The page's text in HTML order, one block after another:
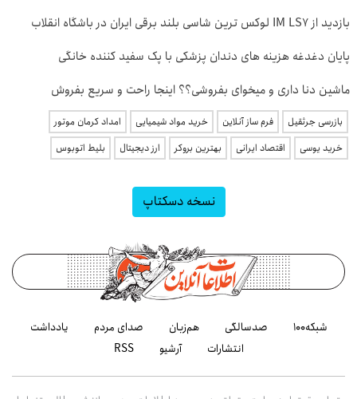
بازدید از IM LS7 لوکس ترین شاسی بلند برقی ایران در باشگاه انقلاب
پایان دغدغه هزینه های دندان پزشکی با پک سفید کننده خانگی
ماشین دنا داری و میخوای بفروشی؟؟ اینجا راحت و سریع بفروش
بازرسی جرثقیل فرم ساز آنلاین خرید مواد شیمیایی
امداد کرمان موتور
خرید یوسی
اقتصاد ایرانی بهترین بروکر ارز دیجیتال بلیط اتوبوس
نسخه دسکتاپ
شبکه۱۰۰ صدسالگی هم‌زبان صدای مردم
یادداشت
انتشارات
آرشیو RSS